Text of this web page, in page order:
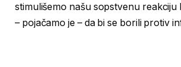
stimulišemo našu sopstvenu reakciju
– pojačamo je – da bi se borili protiv